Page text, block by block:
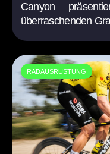
Canyon
überraschenden
RADAUSRÜSTUNG